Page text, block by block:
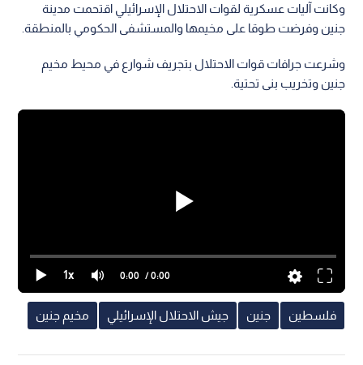
وكانت آليات عسكرية لقوات الاحتلال الإسرائيلي اقتحمت مدينة
جنين وفرضت طوقا على مخيمها والمستشفى الحكومي بالمنطقة.
وشرعت جرافات قوات الاحتلال بتجريف شوارع في محيط مخيم
جنين وتخريب بنى تحتية.
1x 0:00 / 0:00
فلسطين جنين جيش الاحتلال الإسرائيلي مخيم جنين